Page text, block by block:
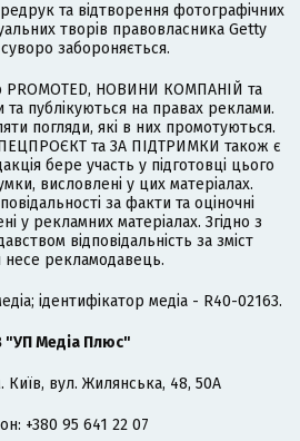
та відтворення фотографічних
творів правовласника Getty
забороняється.
PROMOTED, НОВИНИ КОМПАНІЙ та
публікуються на правах реклами.
погляди, які в них промотуються.
та ЗА ПІДТРИМКИ також є
бере участь у підготовці цього
висловлені у цих матеріалах.
за факти та оціночні
у рекламних матеріалах. Згідно з
відповідальність за зміст
несе рекламодавець.
ідентифікатор медіа - R40-02163.
"УП Медіа Плюс"
Київ, вул. Жилянська, 48, 50А
+380 95 641 22 07